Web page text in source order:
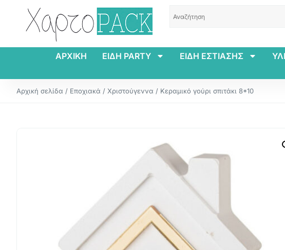
ΑΡΧΙΚΗ ΕΙΔΗ PARTY ΕΙΔΗ ΕΣΤΙΑΣΗΣ
Αρχική σελίδα / Εποχιακά / Χριστούγεννα / Κεραμικό γούρι σπιτάκι 8*10